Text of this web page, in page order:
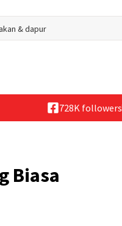
728K followers
Biasa